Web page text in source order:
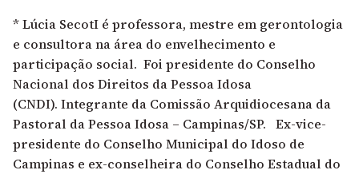
* Lúcia SecotI é professora, mestre em gerontologia
e consultora na área do envelhecimento e
participação social. Foi presidente do Conselho
Nacional dos Direitos da Pessoa Idosa
(CNDI). Integrante da Comissão Arquidiocesana da
Pastoral da Pessoa Idosa – Campinas/SP. Ex-vice-
presidente do Conselho Municipal do Idoso de
Campinas e ex-conselheira do Conselho Estadual do